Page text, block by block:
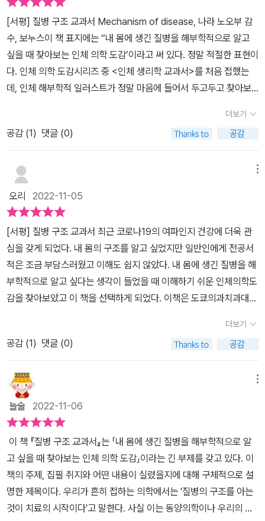
분이다. 6장 소화기에서는 낯설었지만 어느새 아버지의 간병을 하며
익숙해진 ‘연하의 방식’에서 ‘연하 장애’를 빼놓을 수 없었던 것 같다.
뇌경색 재발 후 전기치료는 꾸준히 하고 계시지만 그렇게 쉽게 나아
지는 것이 아니라 아쉬울 뿐이다. 삼킴 장애가 나아지면 시원하게 물
을 드실 수 있길 바라는 아버지의 소원이 이루어지고 밥으로 식사를
부분이었다. 7장 콩팥 비뇨기는 처음 뇌경색 발병 후 내 간병 생활에
많은 영향을 준 부분이었으나 현재는 그 부분은 크게 문제가 없어 다
행이다. 8장 내분비에서는 스트레스에 대한 부분과 지인 덕에 익숙
해진 갑상샘기능저하증에 대해 조금은 더 자세하게 병증을 이해하는
데 도움이 됐다. 9장 생식기와 세포는 생식기에 대한 이해에 도움을
받고 약간의 성교육도 되는 부분이 아닌가 싶다. 전립샘비대증은 나
이가 들며 피할 수 없다고 들었는데 왜 아버지께서 자주 화장실에 가
셨는지 조금은 이해가 되는 부분이며 이 병원에 비뇨기과가 없어 아
쉬워했던 부분이었으나 현재는 아버지의 안전한 재활에만 초점을 맞
추게 된 상황이라 가볍게 보고 넘어가게 된다. 처음부터 질병 자체를
깊게 알 수 있을 것이란 기대감 없이 읽었기에 흥미롭게 읽을 수 있었
다. 다만, 아버지의 간병 중이라 읽게 된 게 조금은 많이 씁쓸한 일이
해 도움이 된다면 유익하다는 생각이 든 책이었다. 아무런 대책 없이
시작하게 된 아버지의 뇌졸중 간병. 유명 장수의 시대 누구나 한 권 정
도 미리 비치해 이해를 한다면 간병을 하며 주치의의 설명을 이해하
는 데 조금이나마 도움이 될 수 있는 책이라 전하며 리뷰를 줄인다.*
이 리뷰는 책을 제공받아 직접 읽고 작성했습니다.
40대도 아니고, 아이는 둘 출산했지만 비만까지는 아닌데... 뭔가 억
울했다. 무증상도 적지 않다지만 난 명치 부위에 극심한 통증이 동반
되고 황달까지 나타나서 급하게 수술한 케이스다. 복강경으로 쓸개를
통째로 적출했는데 내 신체장기 하나가 빠져나가도 아무 이상이 없는
게 신기했다. 어쨌든 이 책을 통해 쓸개라는 장기의 모양과 쓸모, 질병
에 이르기까지 다양한 정보를 알 수 있어서 좋았다. 컬러풀한 일러스
트와 사진, 표가 주류를 이루고 있어 글씨 설명이 많지 않아 좋았다.
역시 인체의학도감답게 시각적인 효과가 두드러지는 책이었다.여성
니인 자궁, 여성호르몬을 분비하는 생식샘인 난소는 두 번의 임신과
출산을 경험한 나에게 중요한 장기였다. 얼마 전 건강검진을 했을 때
의무적으로 검사하는 자궁경부암검사에서도 이상소견이 나와서 걱정
이 되던 찰나였다. 새로운 생명을 잉태하고 키우기 위한 생식기 계통
은 남녀의 차이가 가장 큰 기관이기도 한데, 많은 림프관이 그물처럼
뻗어있는 여성의 유방은 ‘젖샘에서 생긴 암으로 여성에게 가장 많은
암인 유방암을 발병시킬 수 있는’ 장기다. 원인은 다양하지만 가족인
자, 출산과 수유의 경험이 없거나 흡연, 이른 초경, 늦은 폐경, 비만,
유방절제술을 통해서도 알 수 있듯이 발병 부위에서 림프절 등으로
전이될 위험도 있으므로 암의 ‘절제’ 가 기본이라고 한다. 이제 40살
이 되면 건강검진에서 유방초음파도 의무적으로 검사해야 되는데, 점
점 건강에 대해 염려가 많아진다.질환과 증상의 본질을 파악하는데
유익한 인체 질병 메커니즘을 해설해 준 이 책으로 그동안 간과했던
수 많은 질병의 정체를 올바로 알 수 있었다. 아는 것이 힘이다!​출판사
로부터 도서협찬을 받았고 본인의 주관적인 견해에 의해 작성하였습
니다.
[서평] 질병 구조 교과서 Mechanism of disease, 나라 노오부 감
수, 보누스​이 책 표지에는 “내 몸에 생긴 질병을 해부학적으로 알고
싶을 때 찾아보는 인체 의학 도감’이라고 써 있다. 정말 적절한 표현이
다. 인체 의학 도감시리즈 중 <인체 생리학 교과서>를 처음 접했는
데, 인체 해부학적 일러스트가 정말 마음에 들어서 두고두고 찾아보
기대가 되었다. 감수를 맡은 도쿄의과치과대학 나라 노부오 교수님이
서문에서 말한 것처럼, 이 책은 기존의 해부학 교과서에서 다루지 않
았던 인체의 구조와 기능을 일러스트와 함께 상세하면서도 일목요연
하게 잘 정리하고 있다. 한국어 책 제목이 질병 구조 교과서라 번역이
좀 아쉽게 느껴졌다. 함축적으로 담긴 뜻을 유추해 보자면 질병의 메
커니즘을 알려면 인체의 구조부터 알아야 하니 질병과 인체의 구조
사이의 연결고리를 설명한 책이라고 할 수 있을 것이다. 이 책은 처음
인체 생리학이라 해부학을 처음 접하는 사람도 쉽게 이해할 수 있도
록 써 져 있다.특히 인체 구조에 대한 일러스트는 세밀화처럼 상세하
면서도 큼지막하게 그려 있어서 이해하는데 많은 도움이 되었다. 이
책은 인체 각 기관을 계통별로 분류하여 설명하고 있다. 뼈와 관절, 근
육 등 운동기관, 눈, 귀, 코, 피부, 체모와 손발톱, 허파 같은 감각기관
과 호흡기관, 뇌신경계, 순환기계와 혈액, 소화기, 신장과 비뇨기, 내
분비, 생식기와 세포까지 총 9파트로 나눠져 있으며, 각 기관에서 생
기관 계통의 대표적인 질병에 대해 조금 더 상세하게 설명한 질병 해
설 페이지가 있어서 더욱 유용하게 느껴진다. 30년 전에 의대생들이
보는 책으로 인체생리학을 공부했다. 전공서적을 번역서로 공부하다
보면 한글 번역 부분이 영 매끄럽지 않아 이 후에는 영어로 된 책이나
논문을 보는 것이 더 이해하기 쉬울 때가 있다. 최근에 전문용어들도
한자어 위주에서 순 우리말로 바뀌고 표기법이 조금씩 달라져서 헷갈
릴 때가 있다. 그래서 이 책을 교과서라 생각하고, 요즘 용어와 예전에
배웠던 용어, 영어까지 병용해서 써 두었더니, 자주자주 펼쳐보게 되
었다. 저자의 바람처럼 초보자에게는 기초지식을 얻을 수 있는 기본
더보기
공감 (1) 댓글 (0)
오리 2022-11-05
[서평] 질병 구조 교과서 최근 코로나19의 여파인지 건강에 더욱 관
심을 갖게 되었다. 내 몸의 구조를 알고 싶었지만 일반인에게 전공서
적은 조금 부담스러웠고 이해도 쉽지 않았다. 내 몸에 생긴 질병을 해
부학적으로 알고 싶다는 생각이 들었을 때 이해하기 쉬운 인체의학도
감을 찾아보았고 이 책을 선택하게 되었다. 이책은 도쿄의과치과대학
975년 도쿄의과치과대학 의학부를 졸업하고 내과학, 혈액병학, 임상
검사의학을 전문으로 하는 나라 노부오 교수의 책이다. 한국외국어대
학교 일본어과를 졸업하고 현재 번역 에이전시 엔터스코리아에서 출
판기획 및 일본어 전문 번역가로 활동하고 있는 윤경희 번역가가 옮
겼다. 도서출판 보누스에서 출판하였다. 내 몸을 이해하려면 내몸의
구조와 기능을 먼저 알아야한다는 생각에서 선택한 책이었는데 쉽게
이해를 돕도록 편집되어 있어서 더욱 편리했다. 눈으로 보기만 해도
자연스럽게 지식을 얻을 수 있는 인체의 구조와 기능을 쉽게 익힐 수
있도록 도와주는 책이다. 1장 운동기를 시작으로 뇌ㆍ신경계, 감각기,
호흡기, 순환기ㆍ혈액, 소화기, 콩팥ㆍ비뇨기, 내분비, 생식기와 세포
까지 총 9장의 구성에 찾아보기와 문헌으로 되어 있다. 이 책의 사용
법이 한페이지에 적혀있는데 처음 배우는 사람도 쉽게 내용을 이해할
더보기
공감 (1) 댓글 (0)
늘술 2022-11-06
이 책 『질병 구조 교과서』는 「내 몸에 생긴 질병을 해부학적으로 알
고 싶을 때 찾아보는 인체 의학 도감」이라는 긴 부제를 갖고 있다. 이
책의 주제, 집필 취지와 어떤 내용이 실렸을지에 대해 구체적으로 설
명한 제목이다. 우리가 흔히 접하는 의학에서는 '질병의 구조를 아는
것이 치료의 시작이다'고 말한다. 사실 이는 동양의학이나 우리의 한